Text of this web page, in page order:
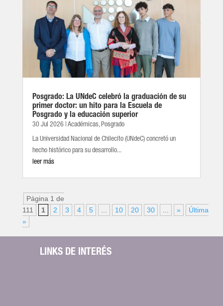
Posgrado: La UNdeC celebró la graduación de su
primer doctor: un hito para la Escuela de
Posgrado y la educación superior
30 Jul 2026| Académicas,Posgrado
La Universidad Nacional de Chilecito (UNdeC) concretó un
hecho histórico para su desarrollo...
leer más
Página 1 de
111
1 2 3 4 5 10 20 30 »
Última
»
LINKS DE INTERÉS